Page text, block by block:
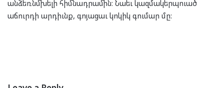
անձեռնմխելի հիմնադրամին։ Նաեւ կազմակերպուած
աճուրդի արդիւնք, գոյացաւ կոկիկ գումար մը: